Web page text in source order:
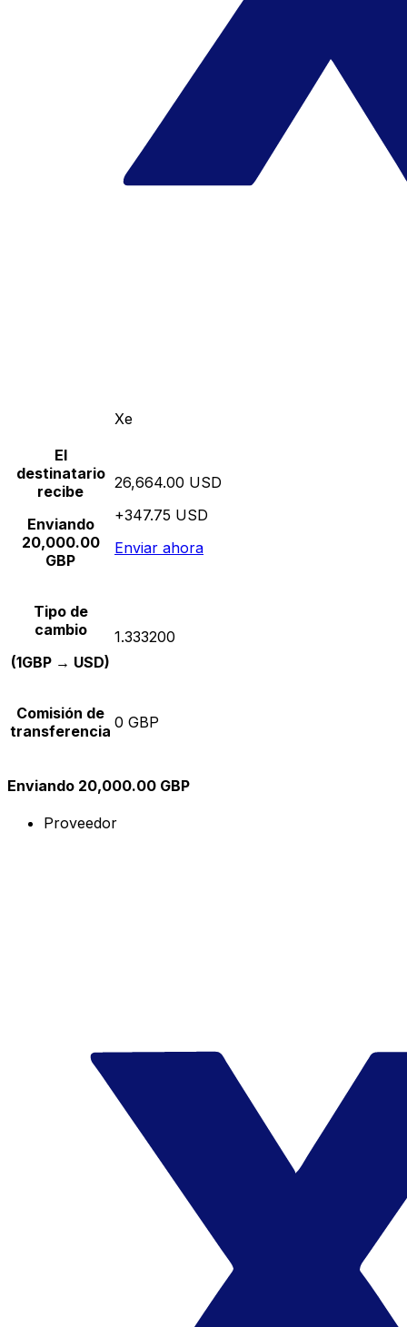
Xe
El
destinatario
recibe
Enviando
20,000.00
GBP
26,664.00 USD
+347.75 USD
Enviar ahora
Tipo de
cambio
(1GBP → USD)
1.333200
Comisión de
transferencia 0 GBP
Enviando 20,000.00 GBP
Proveedor